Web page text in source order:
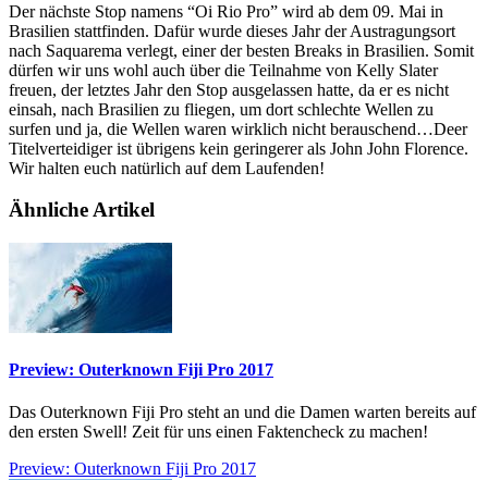
Der nächste Stop namens “Oi Rio Pro” wird ab dem 09. Mai in
Brasilien stattfinden. Dafür wurde dieses Jahr der Austragungsort
nach Saquarema verlegt, einer der besten Breaks in Brasilien. Somit
dürfen wir uns wohl auch über die Teilnahme von Kelly Slater
freuen, der letztes Jahr den Stop ausgelassen hatte, da er es nicht
einsah, nach Brasilien zu fliegen, um dort schlechte Wellen zu
surfen und ja, die Wellen waren wirklich nicht berauschend…Deer
Titelverteidiger ist übrigens kein geringerer als John John Florence.
Wir halten euch natürlich auf dem Laufenden!
Ähnliche Artikel
Preview: Outerknown Fiji Pro 2017
Das Outerknown Fiji Pro steht an und die Damen warten bereits auf
den ersten Swell! Zeit für uns einen Faktencheck zu machen!
Preview: Outerknown Fiji Pro 2017